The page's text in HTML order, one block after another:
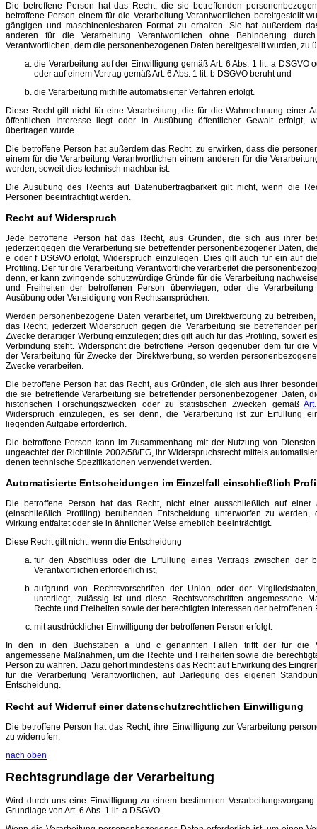
Die betroffene Person hat das Recht, die sie betreffenden
betroffene Person einem für die Verarbeitung Verantwortlichen bereitgestellt
gängigen und maschinenlesbaren Format zu erhalten. Sie hat außerdem
anderen für die Verarbeitung Verantwortlichen ohne Behinderung
Verantwortlichen, dem die personenbezogenen Daten bereitgestellt wurden, zu
die Verarbeitung auf der Einwilligung gemäß Art. 6 Abs. 1 lit. a DSGVO
oder auf einem Vertrag gemäß Art. 6 Abs. 1 lit. b DSGVO beruht und
die Verarbeitung mithilfe automatisierter Verfahren erfolgt.
Diese Recht gilt nicht für eine Verarbeitung, die für die Wahrnehmung einer
öffentlichen Interesse liegt oder in Ausübung öffentlicher Gewalt erfolgt,
übertragen wurde.
Die betroffene Person hat außerdem das Recht, zu erwirken, dass die
einem für die Verarbeitung Verantwortlichen einem anderen für die
werden, soweit dies technisch machbar ist.
Die Ausübung des Rechts auf Datenübertragbarkeit gilt nicht, wenn die
Personen beeinträchtigt werden.
Recht auf Widerspruch
Jede betroffene Person hat das Recht, aus Gründen, die sich aus ihrer
jederzeit gegen die Verarbeitung sie betreffender personenbezogener Daten,
e oder f DSGVO erfolgt, Widerspruch einzulegen. Dies gilt auch für ein auf
Profiling. Der für die Verarbeitung Verantwortliche verarbeitet die
denn, er kann zwingende schutzwürdige Gründe für die Verarbeitung
und Freiheiten der betroffenen Person überwiegen, oder die
Ausübung oder Verteidigung von Rechtsansprüchen.
Werden personenbezogene Daten verarbeitet, um Direktwerbung zu
das Recht, jederzeit Widerspruch gegen die Verarbeitung sie betreffender
Zwecke derartiger Werbung einzulegen; dies gilt auch für das Profiling, soweit
Verbindung steht. Widerspricht die betroffene Person gegenüber dem für die
der Verarbeitung für Zwecke der Direktwerbung, so werden
Zwecke verarbeiten.
Die betroffene Person hat das Recht, aus Gründen, die sich aus ihrer
die sie betreffende Verarbeitung sie betreffender personenbezogener Daten,
historischen Forschungszwecken oder zu statistischen Zwecken gemäß
Widerspruch einzulegen, es sei denn, die Verarbeitung ist zur Erfüllung
liegenden Aufgabe erforderlich.
Die betroffene Person kann im Zusammenhang mit der Nutzung von
ungeachtet der Richtlinie 2002/58/EG, ihr Widerspruchsrecht mittels
denen technische Spezifikationen verwendet werden.
Automatisierte Entscheidungen im Einzelfall einschließlich
Die betroffene Person hat das Recht, nicht einer ausschließlich auf einer
(einschließlich Profiling) beruhenden Entscheidung unterworfen zu
Wirkung entfaltet oder sie in ähnlicher Weise erheblich beeinträchtigt.
Diese Recht gilt nicht, wenn die Entscheidung
für den Abschluss oder die Erfüllung eines Vertrags zwischen der
Verantwortlichen erforderlich ist,
aufgrund von Rechtsvorschriften der Union oder der
unterliegt, zulässig ist und diese Rechtsvorschriften angemessene
Rechte und Freiheiten sowie der berechtigten Interessen der betroffenen
mit ausdrücklicher Einwilligung der betroffenen Person erfolgt.
In den in den Buchstaben a und c genannten Fällen trifft der für die
angemessene Maßnahmen, um die Rechte und Freiheiten sowie die
Person zu wahren. Dazu gehört mindestens das Recht auf Erwirkung des
für die Verarbeitung Verantwortlichen, auf Darlegung des eigenen
Entscheidung.
Recht auf Widerruf einer datenschutzrechtlichen Einwilligung
Die betroffene Person hat das Recht, ihre Einwilligung zur Verarbeitung
zu widerrufen.
nach oben
Rechtsgrundlage der Verarbeitung
Wird durch uns eine Einwilligung zu einem bestimmten
Grundlage von Art. 6 Abs. 1 lit. a DSGVO.